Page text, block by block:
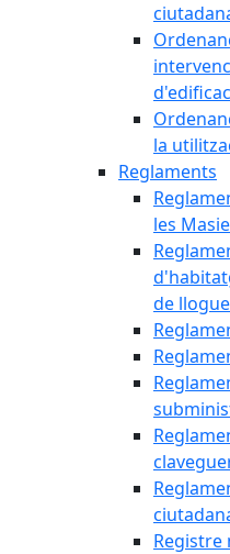
la
Reglaments
les
de
Registre